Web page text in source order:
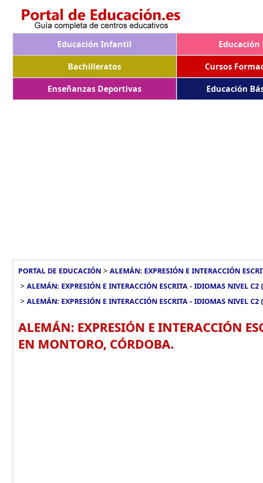
Educación Infantil
Bachilleratos
Cursos
Enseñanzas Deportivas
Educación
PORTAL DE EDUCACIÓN > ALEMÁN: EXPRESIÓN E INTERACCIÓN
> ALEMÁN: EXPRESIÓN E INTERACCIÓN ESCRITA - IDIOMAS NIVEL C2
> ALEMÁN: EXPRESIÓN E INTERACCIÓN ESCRITA - IDIOMAS NIVEL C2
ALEMÁN: EXPRESIÓN E INTERACCIÓN
EN MONTORO, CÓRDOBA.